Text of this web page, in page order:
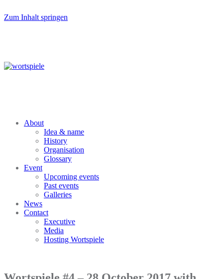
Zum Inhalt springen
About
Idea & name
History
Organisation
Glossary
Event
Upcoming events
Past events
Galleries
News
Contact
Executive
Media
Hosting Wortspiele